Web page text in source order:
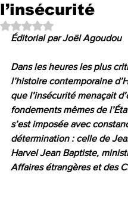
l’insécurité
Noté NaN étoiles sur 5.
Éditorial par Joël Agoudou
Dans les heures les plus
l’histoire contemporaine
que l’insécurité menaçait
fondements mêmes de
s’est imposée avec
détermination : celle de
Harvel Jean Baptiste,
Affaires étrangères et des